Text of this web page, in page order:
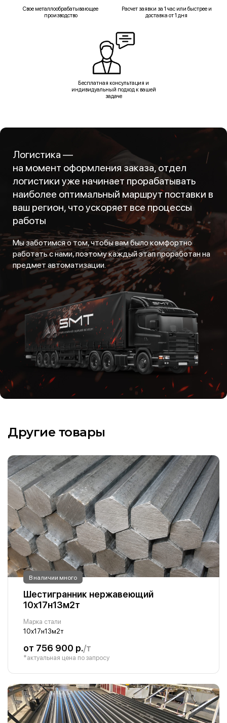
Свое металлообрабатывающее
производство
Расчет заявки за 1 час или быстрее и
доставка от 1 дня
Бесплатная консультация и
индивидуальный подход к вашей
задаче
Логистика —
на момент оформления заказа, отдел
логистики уже начинает прорабатывать
наиболее оптимальный маршрут поставки в
ваш регион, что ускоряет все процессы
работы
Мы заботимся о том, чтобы вам было комфортно
работать с нами, поэтому каждый этап проработан на
предмет автоматизации.
Другие товары
В наличии много
Шестигранник нержавеющий
10х17н13м2т
Марка стали
10х17н13м2т
от 756 900 р./т
*актуальная цена по запросу